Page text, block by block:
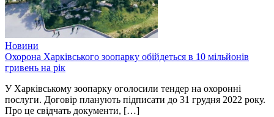
Новини
Охорона Харківського зоопарку обійдеться в 10 мільйонів
гривень на рік
У Харківському зоопарку оголосили тендер на охоронні
послуги. Договір планують підписати до 31 грудня 2022 року.
Про це свідчать документи, […]